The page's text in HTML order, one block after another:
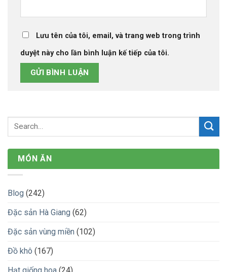
Lưu tên của tôi, email, và trang web trong trình
duyệt này cho lần bình luận kế tiếp của tôi.
MÓN ĂN
Blog (242)
Đặc sản Hà Giang (62)
Đặc sản vùng miền (102)
Đồ khô (167)